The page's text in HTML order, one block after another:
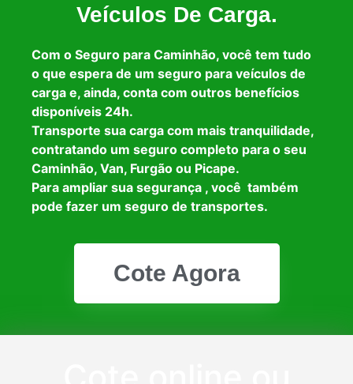
Veículos De Carga.
Com o Seguro para Caminhão, você tem tudo
o que espera de um seguro para veículos de
carga e, ainda, conta com outros benefícios
disponíveis 24h.
Transporte sua carga com mais tranquilidade,
contratando um seguro completo para o seu
Caminhão, Van, Furgão ou Picape.
Para ampliar sua segurança , você também
pode fazer um seguro de transportes.
Cote Agora